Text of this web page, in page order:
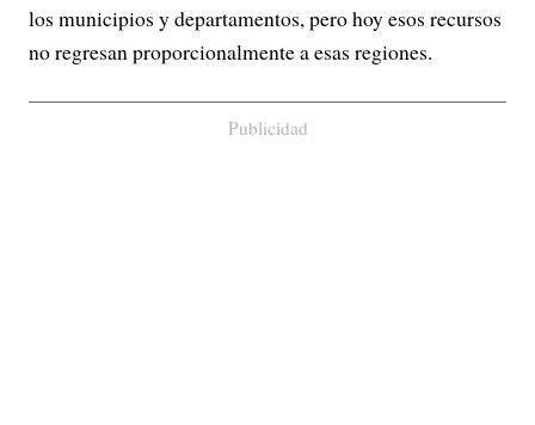
los municipios y departamentos, pero hoy esos recursos
no regresan proporcionalmente a esas regiones.
Publicidad